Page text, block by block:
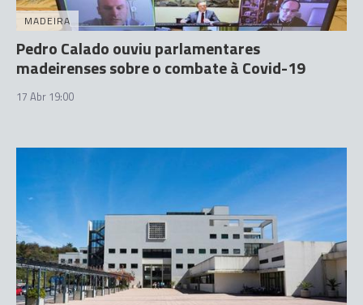
MADEIRA
Pedro Calado ouviu parlamentares
madeirenses sobre o combate à Covid-19
17 Abr 19:00